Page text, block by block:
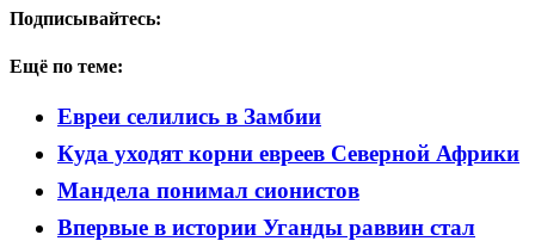
Подписывайтесь:
Ещё по теме:
Евреи селились в Замбии
Куда уходят корни евреев Северной Африки
Мандела понимал сионистов
Впервые в истории Уганды раввин стал